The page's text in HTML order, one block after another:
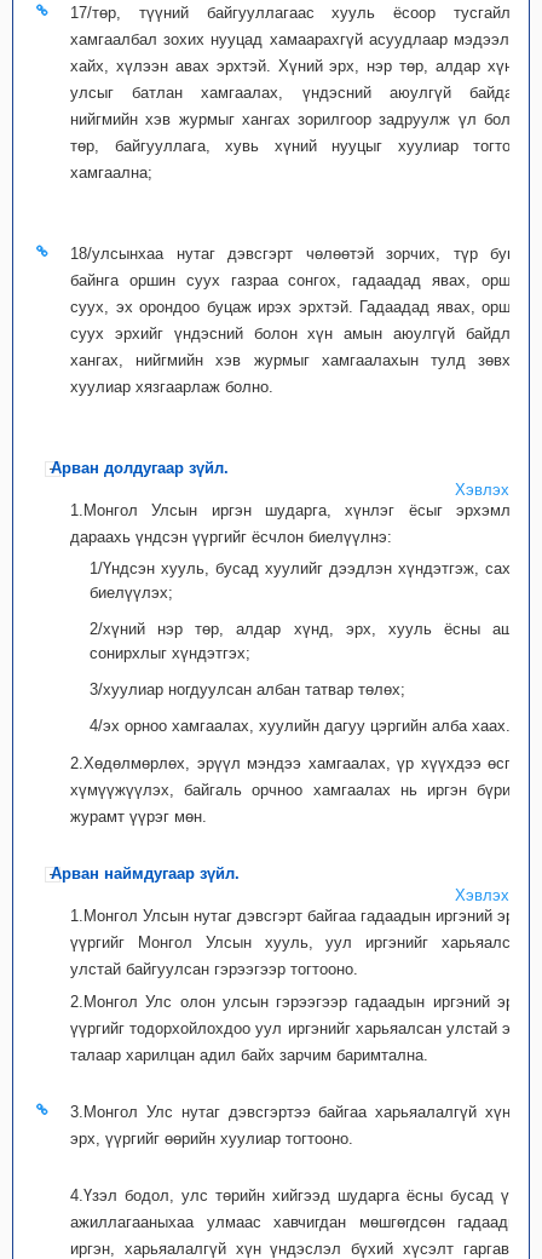
17/төр, түүний байгууллагаас хууль ёсоор тусгайлан
хамгаалбал зохих нууцад хамаарахгүй асуудлаар мэдээлэл
хайх, хүлээн авах эрхтэй. Хүний эрх, нэр төр, алдар хүнд,
улсыг батлан хамгаалах, үндэсний аюулгүй байдал,
нийгмийн хэв журмыг хангах зорилгоор задруулж үл болох
төр, байгууллага, хувь хүний нууцыг хуулиар тогтоон
хамгаална;
18/улсынхаа нутаг дэвсгэрт чөлөөтэй зорчих, түр буюу
байнга оршин суух газраа сонгох, гадаадад явах, оршин
суух, эх орондоо буцаж ирэх эрхтэй. Гадаадад явах, оршин
суух эрхийг үндэсний болон хүн амын аюулгүй байдлыг
хангах, нийгмийн хэв журмыг хамгаалахын тулд зөвхөн
хуулиар хязгаарлаж болно.
Арван долдугаар зүйл.
Хэвлэх
1.Монгол Улсын иргэн шударга, хүнлэг ёсыг эрхэмлэн
дараахь үндсэн үүргийг ёсчлон биелүүлнэ:
1/Үндсэн хууль, бусад хуулийг дээдлэн хүндэтгэж, сахин
биелүүлэх;
2/хүний нэр төр, алдар хүнд, эрх, хууль ёсны ашиг
сонирхлыг хүндэтгэх;
3/хуулиар ногдуулсан албан татвар төлөх;
4/эх орноо хамгаалах, хуулийн дагуу цэргийн алба хаах.
2.Хөдөлмөрлөх, эрүүл мэндээ хамгаалах, үр хүүхдээ өсгөн
хүмүүжүүлэх, байгаль орчноо хамгаалах нь иргэн бүрийн
журамт үүрэг мөн.
Арван наймдугаар зүйл.
Хэвлэх
1.Монгол Улсын нутаг дэвсгэрт байгаа гадаадын иргэний эрх,
үүргийг Монгол Улсын хууль, уул иргэнийг харьяалсан
улстай байгуулсан гэрээгээр тогтооно.
2.Монгол Улс олон улсын гэрээгээр гадаадын иргэний эрх,
үүргийг тодорхойлохдоо уул иргэнийг харьяалсан улстай энэ
талаар харилцан адил байх зарчим баримтална.
3.Монгол Улс нутаг дэвсгэртээ байгаа харьяалалгүй хүний
эрх, үүргийг өөрийн хуулиар тогтооно.
4.Үзэл бодол, улс төрийн хийгээд шударга ёсны бусад үйл
ажиллагааныхаа улмаас хавчигдан мөшгөгдсөн гадаадын
иргэн, харьяалалгүй хүн үндэслэл бүхий хүсэлт гаргавал